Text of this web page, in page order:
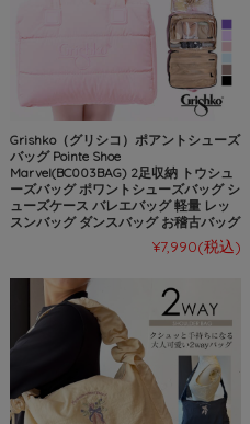
Grishko（グリシコ）ポアントシューズ
バッグ Pointe Shoe
Marvel(BC003BAG) 2足収納 トウシュ
ーズバッグ ポワントシューズバッグ シ
ューズケース バレエバッグ 軽量 レッ
スンバッグ ダンスバッグ お稽古バッグ
¥7,990(税込)